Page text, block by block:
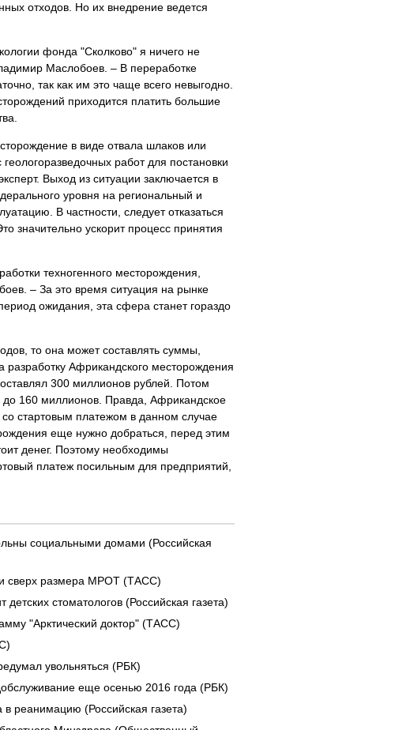
отходов. Но их внедрение ведется
фонда "Сколково" я ничего не
Маслобоев. – В переработке
так как им это чаще всего невыгодно.
приходится платить большие
в виде отвала шлаков или
работ для постановки
Выход из ситуации заключается в
уровня на региональный и
В частности, следует отказаться
значительно ускорит процесс принятия
техногенного месторождения,
– За это время ситуация на рынке
ожидания, эта сфера станет гораздо
то она может составлять суммы,
Африкандского месторождения
300 миллионов рублей. Потом
до 160 миллионов. Правда, Африкандское
стартовым платежом в данном случае
еще нужно добраться, перед этим
денег. Поэтому необходимы
платеж посильным для предприятий,
социальными домами (Российская
сверх размера МРОТ (ТАСС)
стоматологов (Российская газета)
"Арктический доктор" (ТАСС)
увольняться (РБК)
еще осенью 2016 года (РБК)
реанимацию (Российская газета)